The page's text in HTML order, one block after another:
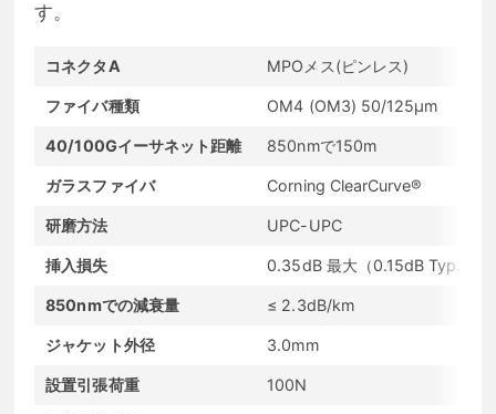
す。
コネクタA MPOメス(ピンレス)
ファイバ種類 OM4 (OM3) 50/125μm
40/100Gイーサネット距離 850nmで150m
ガラスファイバ Corning ClearCurve®
研磨方法 UPC-UPC
挿入損失 0.35dB 最大（0.15dB Typ.）
850nmでの減衰量 ≤ 2.3dB/km
ジャケット外径 3.0mm
設置引張荷重 100N